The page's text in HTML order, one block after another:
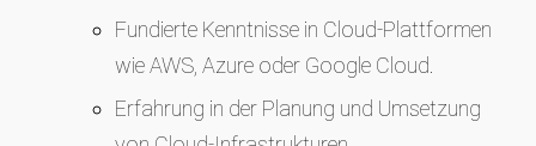
Fundierte Kenntnisse in Cloud-Plattformen
wie AWS, Azure oder Google Cloud.
Erfahrung in der Planung und Umsetzung